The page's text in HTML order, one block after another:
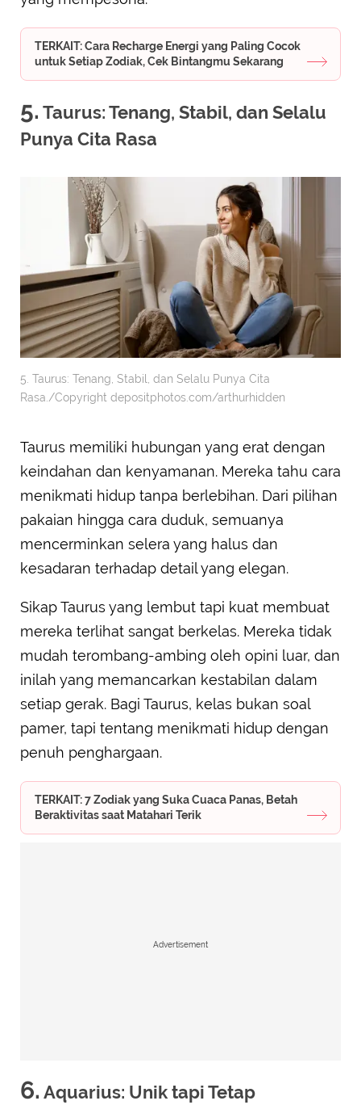
TERKAIT: Cara Recharge Energi yang Paling Cocok
untuk Setiap Zodiak, Cek Bintangmu Sekarang
5. Taurus: Tenang, Stabil, dan Selalu
Punya Cita Rasa
5. Taurus: Tenang, Stabil, dan Selalu Punya Cita
Rasa./Copyright depositphotos.com/arthurhidden
Taurus memiliki hubungan yang erat dengan
keindahan dan kenyamanan. Mereka tahu cara
menikmati hidup tanpa berlebihan. Dari pilihan
pakaian hingga cara duduk, semuanya
mencerminkan selera yang halus dan
kesadaran terhadap detail yang elegan.
Sikap Taurus yang lembut tapi kuat membuat
mereka terlihat sangat berkelas. Mereka tidak
mudah terombang-ambing oleh opini luar, dan
inilah yang memancarkan kestabilan dalam
setiap gerak. Bagi Taurus, kelas bukan soal
pamer, tapi tentang menikmati hidup dengan
penuh penghargaan.
TERKAIT: 7 Zodiak yang Suka Cuaca Panas, Betah
Beraktivitas saat Matahari Terik
Advertisement
6. Aquarius: Unik tapi Tetap